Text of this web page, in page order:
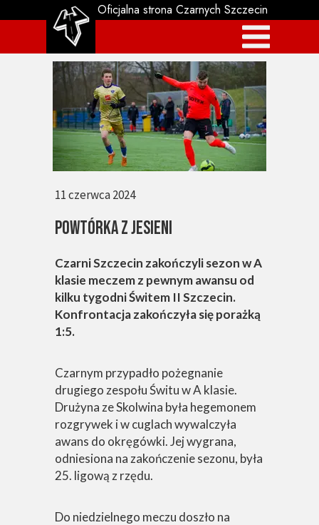
Czarni Szczecin zakończyli sezon w A
klasie meczem z pewnym awansu od
kilku tygodni Świtem II Szczecin.
Konfrontacja zakończyła się porażką
1:5.
Czarnym przypadło pożegnanie
drugiego zespołu Świtu w A klasie.
Drużyna ze Skolwina była hegemonem
rozgrywek i w cuglach wywalczyła
awans do okręgówki. Jej wygrana,
odniesiona na zakończenie sezonu, była
25. ligową z rzędu.
Do niedzielnego meczu doszło na
POWTÓRKA Z JESIENI
11 czerwca 2024
Oficjalna strona Czarnych Szczecin